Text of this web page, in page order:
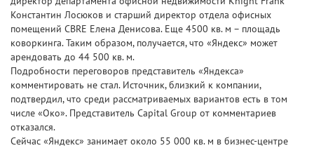
Константин Лосюков и старший директор отдела офисных
помещений CBRE Елена Денисова. Еще 4500 кв. м – площадь
коворкинга. Таким образом, получается, что «Яндекс» может
арендовать до 44 500 кв. м.
Подробности переговоров представитель «Яндекса»
комментировать не стал. Источник, близкий к компании,
подтвердил, что среди рассматриваемых вариантов есть в том
числе «Око». Представитель Capital Group от комментариев
отказался.
Сейчас «Яндекс» занимает около 55 000 кв. м в бизнес-центре